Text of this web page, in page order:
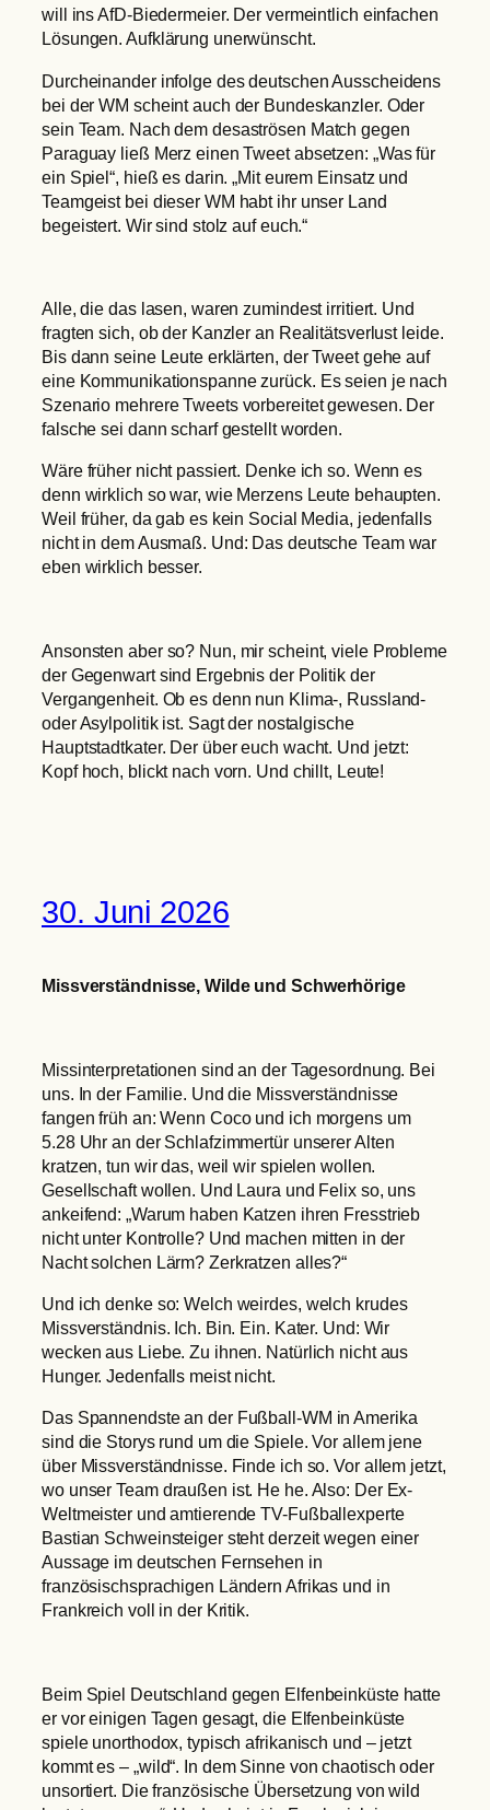
will ins AfD-Biedermeier. Der vermeintlich einfachen
Lösungen. Aufklärung unerwünscht.
Durcheinander infolge des deutschen Ausscheidens
bei der WM scheint auch der Bundeskanzler. Oder
sein Team. Nach dem desaströsen Match gegen
Paraguay ließ Merz einen Tweet absetzen: „Was für
ein Spiel“, hieß es darin. „Mit eurem Einsatz und
Teamgeist bei dieser WM habt ihr unser Land
begeistert. Wir sind stolz auf euch.“
Alle, die das lasen, waren zumindest irritiert. Und
fragten sich, ob der Kanzler an Realitätsverlust leide.
Bis dann seine Leute erklärten, der Tweet gehe auf
eine Kommunikationspanne zurück. Es seien je nach
Szenario mehrere Tweets vorbereitet gewesen. Der
falsche sei dann scharf gestellt worden.
Wäre früher nicht passiert. Denke ich so. Wenn es
denn wirklich so war, wie Merzens Leute behaupten.
Weil früher, da gab es kein Social Media, jedenfalls
nicht in dem Ausmaß. Und: Das deutsche Team war
eben wirklich besser.
Ansonsten aber so? Nun, mir scheint, viele Probleme
der Gegenwart sind Ergebnis der Politik der
Vergangenheit. Ob es denn nun Klima-, Russland-
oder Asylpolitik ist. Sagt der nostalgische
Hauptstadtkater. Der über euch wacht. Und jetzt:
Kopf hoch, blickt nach vorn. Und chillt, Leute!
30. Juni 2026
Missverständnisse, Wilde und Schwerhörige
Missinterpretationen sind an der Tagesordnung. Bei
uns. In der Familie. Und die Missverständnisse
fangen früh an: Wenn Coco und ich morgens um
5.28 Uhr an der Schlafzimmertür unserer Alten
kratzen, tun wir das, weil wir spielen wollen.
Gesellschaft wollen. Und Laura und Felix so, uns
ankeifend: „Warum haben Katzen ihren Fresstrieb
nicht unter Kontrolle? Und machen mitten in der
Nacht solchen Lärm? Zerkratzen alles?“
Und ich denke so: Welch weirdes, welch krudes
Missverständnis. Ich. Bin. Ein. Kater. Und: Wir
wecken aus Liebe. Zu ihnen. Natürlich nicht aus
Hunger. Jedenfalls meist nicht.
Das Spannendste an der Fußball-WM in Amerika
sind die Storys rund um die Spiele. Vor allem jene
über Missverständnisse. Finde ich so. Vor allem jetzt,
wo unser Team draußen ist. He he. Also: Der Ex-
Weltmeister und amtierende TV-Fußballexperte
Bastian Schweinsteiger steht derzeit wegen einer
Aussage im deutschen Fernsehen in
französischsprachigen Ländern Afrikas und in
Frankreich voll in der Kritik.
Beim Spiel Deutschland gegen Elfenbeinküste hatte
er vor einigen Tagen gesagt, die Elfenbeinküste
spiele unorthodox, typisch afrikanisch und – jetzt
kommt es – „wild“. In dem Sinne von chaotisch oder
unsortiert. Die französische Übersetzung von wild